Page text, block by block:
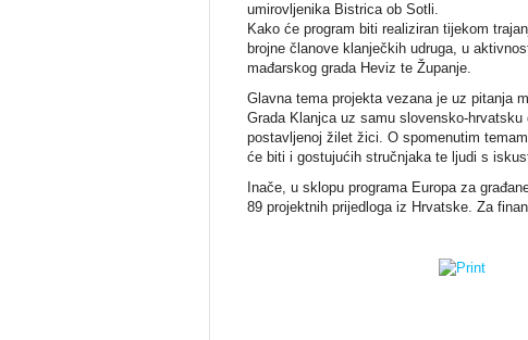
umirovljenika Bistrica ob Sotli.
Kako će program biti realiziran tijekom
brojne članove klanječkih udruga, u
mađarskog grada Heviz te Županje.
Glavna tema projekta vezana je uz pitanja
Grada Klanjca uz samu slovensko-
postavljenoj žilet žici. O spomenutim
će biti i gostujućih stručnjaka te ljudi s
Inače, u sklopu programa Europa za
89 projektnih prijedloga iz Hrvatske. Za